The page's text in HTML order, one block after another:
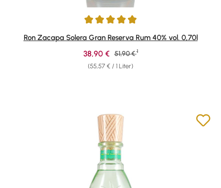
Durchschnittliche Bewertung von 4.88 von 5 Sternen
Ron Zacapa Solera Gran Reserva Rum 40% vol. 0,70l
(55,57 € / 1 Liter)
Verkaufspreis:
38,90 € Regulärer Preis:
51,90 € 1